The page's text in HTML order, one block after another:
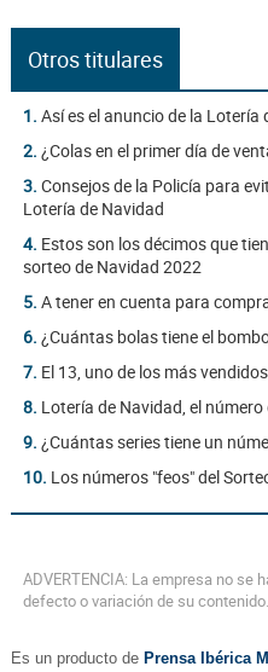
Otros titulares
1. Así es el anuncio de la Lotería
2. ¿Colas en el primer día de
3. Consejos de la Policía para
Lotería de Navidad
4. Estos son los décimos que
sorteo de Navidad 2022
5. A tener en cuenta para
6. ¿Cuántas bolas tiene el
7. El 13, uno de los más
8. Lotería de Navidad, el
9. ¿Cuántas series tiene un
10. Los números "feos" del
ADVERTENCIA: La empresa no se
defecto o variación de su contenido.
Es un producto de Prensa Ibérica